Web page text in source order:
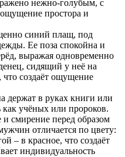
нежно-голубым, с
простора и
синий плащ, под
Ее поза спокойна и
выражая одновременно
сидящий у неё на
что создаёт ощущение
держат в руках книги или
как учёных или пророков.
смирение перед образом
отличается по цвету:
– в красное, что создаёт
индивидуальность